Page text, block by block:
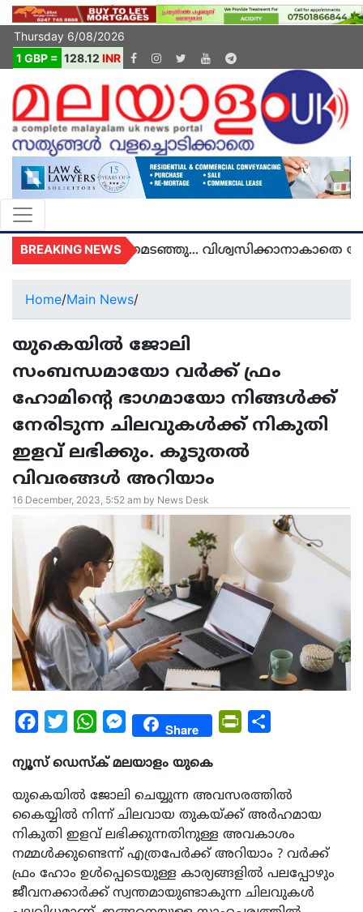
Thursday 6/08/2026
1 GBP = 128.12 INR
BREAKING NEWS
മരണമടഞ്ഞു... വിശ്വസിക്കാനാകാതെ യുകെ
Home/Main News/
യുകെയിൽ ജോലി
സംബന്ധമായോ വർക്ക് ഫ്രം
ഹോമിന്റെ ഭാഗമായോ നിങ്ങൾക്ക്
നേരിടുന്ന ചിലവുകൾക്ക് നികുതി
ഇളവ് ലഭിക്കും. കൂടുതൽ
വിവരങ്ങൾ അറിയാം
16 December, 2023, 5:52 am by News Desk
Facebook
Twitter WhatsAppMessengerShare PrintFriendly
ന്യൂസ് ഡെസ്ക് മലയാളം യുകെ
യുകെയിൽ ജോലി ചെയ്യുന്ന അവസരത്തിൽ
കൈയ്യിൽ നിന്ന് ചിലവായ തുകയ്ക്ക് അർഹമായ
നികുതി ഇളവ് ലഭിക്കുന്നതിനുള്ള അവകാശം
നമ്മൾക്കുണ്ടെന്ന് എത്രപേർക്ക് അറിയാം ? വർക്ക്
ഫ്രം ഹോം ഉൾപ്പെടെയുള്ള കാര്യങ്ങളിൽ പലപ്പോഴും
ജീവനക്കാർക്ക് സ്വന്തമായുണ്ടാകുന്ന ചിലവുകൾ